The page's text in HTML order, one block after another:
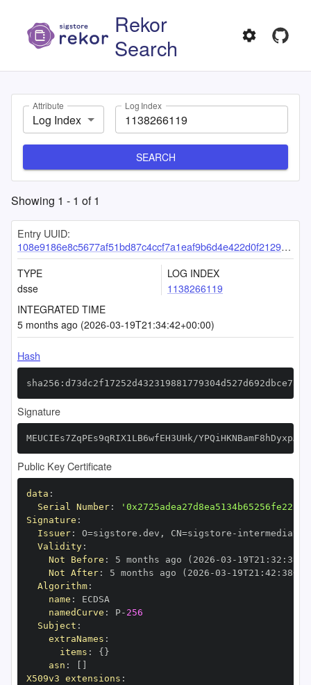
Rekor
Search
Attribute
Log Index
Log Index
SEARCH
Showing 1 - 1 of1
Entry UUID:
108e9186e8c5677af51bd87c4ccf7a1eaf9b6d4e422d0f2129823bc7f7ba642cef26dd93cc1f72c3
TYPE
dsse
LOG INDEX
1138266119
INTEGRATED TIME
5 months ago (2026-03-19T21:34:42+00:00)
Hash
Signature
MEUCIEs7ZqPEs9qRIX1LB6wfEH3UHk/
Public Key Certificate
data :
Serial Number:
Signature :
Issuer: O=sigstore.dev , CN=sigstore -
Validity:
Not Before : 5 months ago (2026 -03 - 19T21 : 32 :
Not After: 5 months ago (2026 -03 - 19T21 : 42 : 38+00
Algorithm:
name :
namedCurve : P- 256
Subject :
extraNames :
items : { }
asn :
X509v3 extensions :